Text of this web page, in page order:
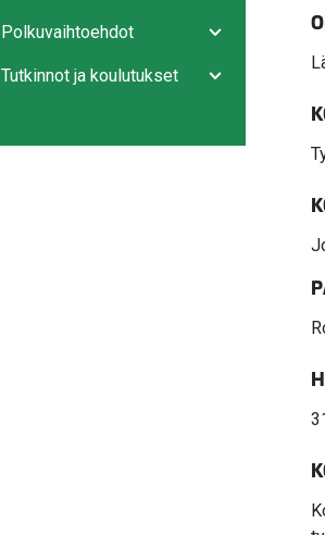
Polkuvaihtoehdot
Tutkinnot ja koulutukset